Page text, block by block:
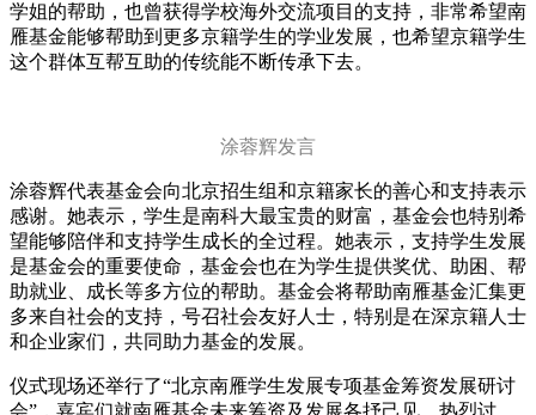
学姐的帮助，也曾获得学校海外交流项目的支持，非常希望南
雁基金能够帮助到更多京籍学生的学业发展，也希望京籍学生
这个群体互帮互助的传统能不断传承下去。
涂蓉辉发言
涂蓉辉代表基金会向北京招生组和京籍家长的善心和支持表示
感谢。她表示，学生是南科大最宝贵的财富，基金会也特别希
望能够陪伴和支持学生成长的全过程。她表示，支持学生发展
是基金会的重要使命，基金会也在为学生提供奖优、助困、帮
助就业、成长等多方位的帮助。基金会将帮助南雁基金汇集更
多来自社会的支持，号召社会友好人士，特别是在深京籍人士
和企业家们，共同助力基金的发展。
仪式现场还举行了“北京南雁学生发展专项基金筹资发展研讨
会”，嘉宾们就南雁基金未来筹资及发展各抒己见、热烈讨